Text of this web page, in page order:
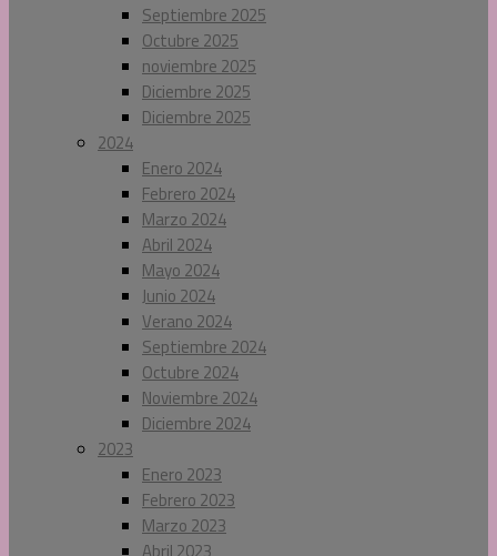
Septiembre 2025
Octubre 2025
noviembre 2025
Diciembre 2025
Diciembre 2025
2024
Enero 2024
Febrero 2024
Marzo 2024
Abril 2024
Mayo 2024
Junio 2024
Verano 2024
Septiembre 2024
Octubre 2024
Noviembre 2024
Diciembre 2024
2023
Enero 2023
Febrero 2023
Marzo 2023